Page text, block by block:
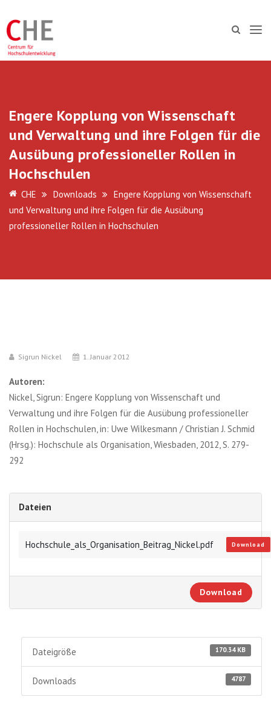
Engere Kopplung von Wissenschaft
und Verwaltung und ihre Folgen für die
Ausübung professioneller Rollen in
Hochschulen
CHE Downloads
Engere Kopplung von Wissenschaft
und Verwaltung und ihre Folgen für die Ausübung
professioneller Rollen in Hochschulen
Sigrun Nickel 1. Januar 2012
Autoren:
Nickel, Sigrun: Engere Kopplung von Wissenschaft und
Verwaltung und ihre Folgen für die Ausübung professioneller
Rollen in Hochschulen, in: Uwe Wilkesmann / Christian J. Schmid
(Hrsg.): Hochschule als Organisation, Wiesbaden, 2012, S. 279-
292
Dateien
Hochschule_als_Organisation_Beitrag_Nickel.pdf Download
Download
170.34 KB
Dateigröße
4787
Downloads